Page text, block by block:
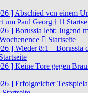
] Abschied von einem
um Paul Georg †
] Borussia lebt: Jugend
Startseite
] Wieder 8:1 – Borussia
Startseite
] Keine Tore gegen
] Erfolgreicher